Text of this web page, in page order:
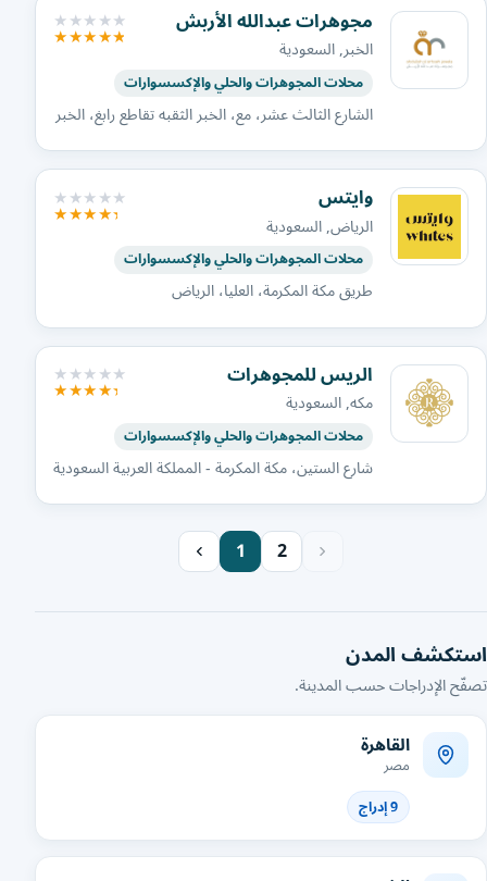
مجوهرات عبدالله الأربش
الخبر, السعودية
محلات المجوهرات والحلي والإكسسوارات
الشارع الثالث عشر، مع، الخبر الثقبه تقاطع رابغ، الخبر
وايتس
الرياض, السعودية
محلات المجوهرات والحلي والإكسسوارات
طريق مكة المكرمة، العليا، الرياض
الريس للمجوهرات
مكه, السعودية
محلات المجوهرات والحلي والإكسسوارات
شارع الستين، مكة المكرمة - المملكة العربية السعودية
1 2
استكشف المدن
تصفّح الإدراجات حسب المدينة.
القاهرة
مصر
9 إدراج